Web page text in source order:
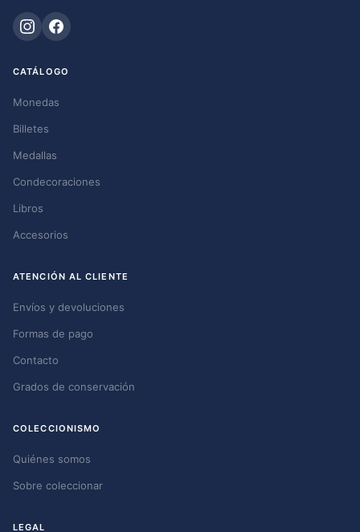
CATÁLOGO
Monedas
Billetes
Medallas
Condecoraciones
Libros
Accesorios
ATENCIÓN AL CLIENTE
Envíos y devoluciones
Formas de pago
Contacto
Grados de conservación
COLECCIONISMO
Quiénes somos
Sobre coleccionar
LEGAL